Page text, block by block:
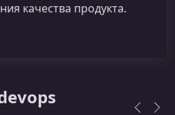
качества продукта.